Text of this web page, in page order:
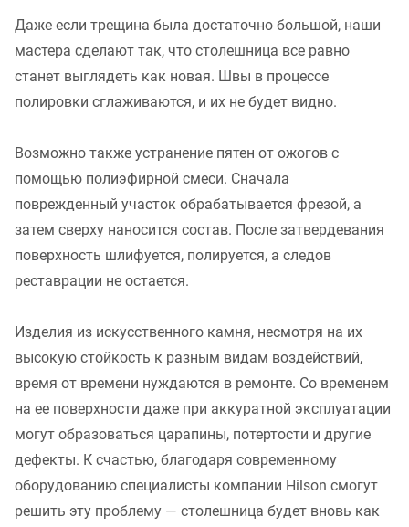
Даже если трещина была достаточно большой, наши
мастера сделают так, что столешница все равно
станет выглядеть как новая. Швы в процессе
полировки сглаживаются, и их не будет видно.
Возможно также устранение пятен от ожогов с
помощью полиэфирной смеси. Сначала
поврежденный участок обрабатывается фрезой, а
затем сверху наносится состав. После затвердевания
поверхность шлифуется, полируется, а следов
реставрации не остается.
Изделия из искусственного камня, несмотря на их
высокую стойкость к разным видам воздействий,
время от времени нуждаются в ремонте. Со временем
на ее поверхности даже при аккуратной эксплуатации
могут образоваться царапины, потертости и другие
дефекты. К счастью, благодаря современному
оборудованию специалисты компании Hilson смогут
решить эту проблему — столешница будет вновь как